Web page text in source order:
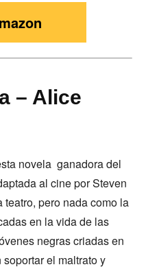
– Alice
novela ganadora del
al cine por Steven
pero nada como la
en la vida de las
negras criadas en
el maltrato y